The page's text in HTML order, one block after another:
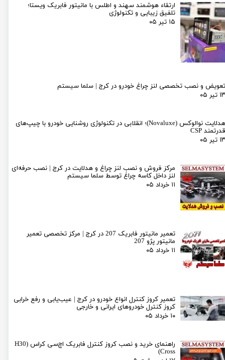
ارتقاء هوشمند سهند و اطلس با مانیتور فابریک ویستا؛
تلفیق زیبایی و تکنولوژی
۱۵ تیر ۰۵
تعویض و نصب تخصصی لنز چراغ خودرو در کرج | سلما سیستم
۱۳ تیر ۰۵
هدلایت نوالوکس (Novaluxe)؛ انقلابی در تکنولوژی روشنایی خودرو با چیپ‌های
قدرتمند CSP
۱۳ تیر ۰۵
مرکز فروش و نصب لنز چراغ و هدلایت در کرج | نصب حرفه‌ای
لنز داخل کاسه چراغ توسط سلما سیستم
۱۱ خرداد ۰۵
تعمیر مانیتور فابریک 207 در کرج | مرکز تخصصی تعمیر
مانیتور پژو 207
۱۱ خرداد ۰۵
تعمیر کروز کنترل انواع خودرو در کرج | عیب‌یابی و رفع خرابی
کروز کنترل خودروهای ایرانی و خارجی
۱۰ خرداد ۰۵
راهنمای خرید و نصب کروز کنترل فابریک اچ‌سی کراس (H30
Cross)